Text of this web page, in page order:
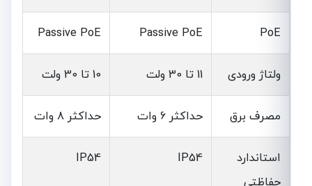
PoE
Passive PoE
Passive PoE
ولتاژ ورودی 11 تا 30 ولت 10 تا 30 ولت
مصرف برق حداکثر 6 وات حداکثر 8 وات
استاندارد
حفاظتی
IP54
IP54